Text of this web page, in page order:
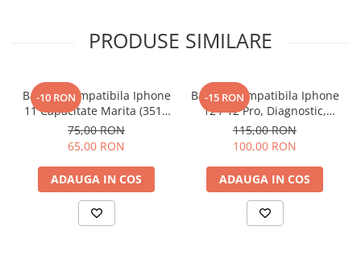
Casti / Headset
Componente Reconditionare Ecran
Sticla / Geam
Iphone
Samsung
Folii Protectie
PRODUSE SIMILARE
-10 RON
Baterie Compatibila Iphone
11 Capacitate Marita (3510
mAh)
75,00 RON
65,00 RON
ADAUGA IN COS
-15 RON
Baterie Compatibila Iphone
12 / 12 Pro, Diagnostic,
Capacitate Marita (3310
mAh)
115,00 RON
100,00 RON
ADAUGA IN COS